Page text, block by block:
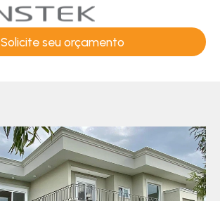
Solicite seu orçamento